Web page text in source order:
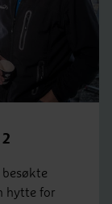
hytte for